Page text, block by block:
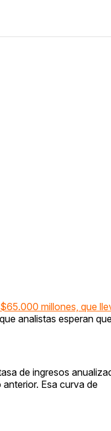
$65.000 millones, que
analistas esperan
de ingresos
Esa curva de